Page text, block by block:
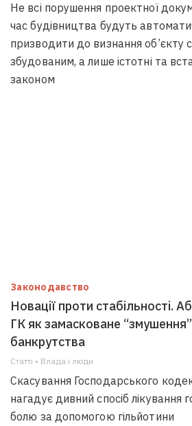
Не всі порушення проектної
час будівництва будуть
призводити до визнання об’єкту
збудованим, а лише істотні та
законом
Законодавство
Новації проти стабільності.
ГК як замасковане
банкрутства
Статті • Влада i люди
Скасування Господарського
нагадує дивний спосіб лікування
болю за допомогою гільйотини